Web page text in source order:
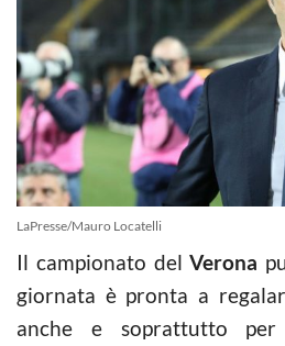
LaPresse/Mauro Locatelli
Il campionato delVerona
giornata è pronta a
anche e soprattutto per